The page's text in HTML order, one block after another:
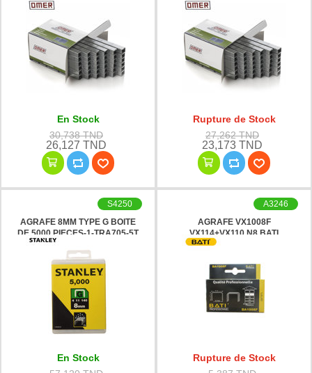
En Stock
30,738 TND
26,127 TND
Rupture de Stock
27,262 TND
23,173 TND
AGRAFE 8MM TYPE G BOITE
DE 5000 PIECES-1-TRA705-5T
S4250
En Stock
AGRAFE VX1008F
VX114+VX110 N8 BATI
A3246
Rupture de Stock